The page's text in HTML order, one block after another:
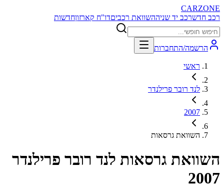
CARZONE
רכב חדשרכב יד שניההשוואת רכביםדו"ח קארזוןחדשות
הרשמה/התחברות
ראשי
לנד רובר פרילנדר
2007
השוואת גרסאות
השוואת גרסאות לנד רובר פרילנדר
2007